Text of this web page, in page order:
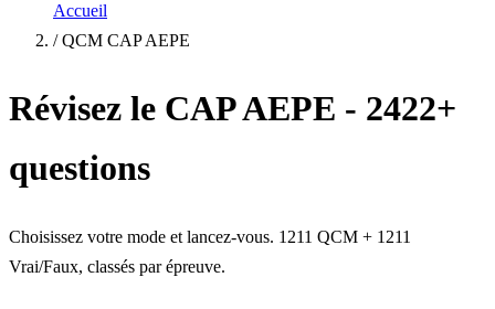
Accueil
/ QCM CAP AEPE
Révisez le CAP AEPE - 2422+
questions
Choisissez votre mode et lancez-vous. 1211 QCM + 1211
Vrai/Faux, classés par épreuve.